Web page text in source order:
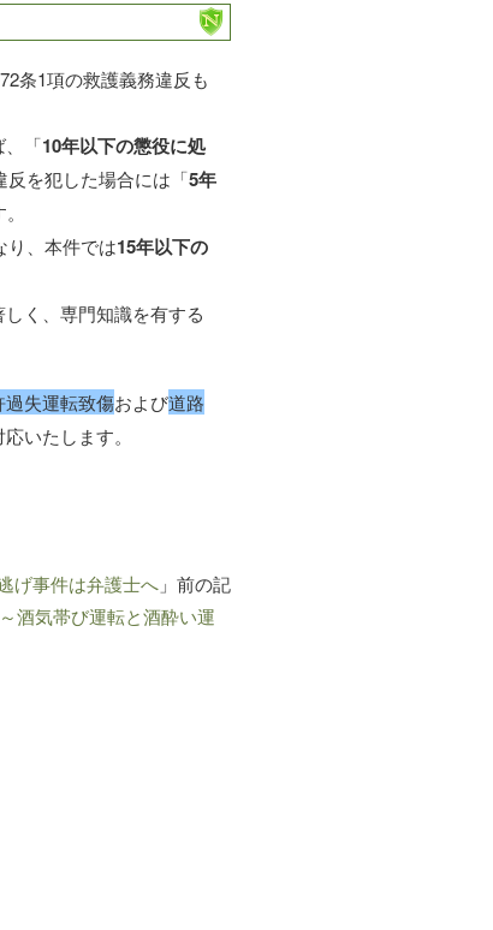
条1項の救護義務違反も
、「10年以下の懲役に処
反を犯した場合には「5年
り、本件では15年以下の
く、専門知識を有する
過失運転致傷および道路
いたします。
げ事件は弁護士へ」前の記
酒気帯び運転と酒酔い運